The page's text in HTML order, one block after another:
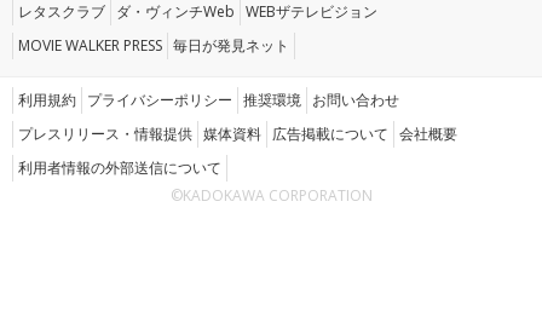
レタスクラブ ダ・ヴィンチWeb WEBザテレビジョン
MOVIE WALKER PRESS 毎日が発見ネット
利用規約 プライバシーポリシー 推奨環境 お問い合わせ
プレスリリース・情報提供 媒体資料 広告掲載について 会社概要
利用者情報の外部送信について
©KADOKAWA CORPORATION